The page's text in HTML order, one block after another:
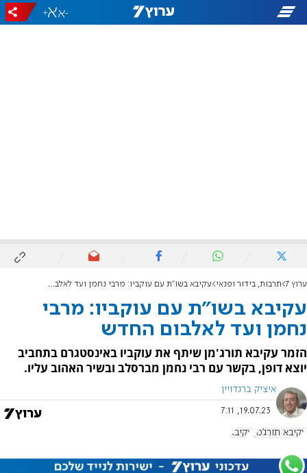
-
+
ערוץ 7 תרבות, בידור ופנאי עקיבא בשו"ת עם עוקביו: מרבי נחמן ועד לאלבום החדש
עקיבא בשו"ת עם עוקביו: מרבי
נחמן ועד לאלבום החדש
הזמר עקיבא תורג'מן שיתף את עוקביו באינסטגרם בתחביב
יוצא דופן, בקשר עם רבי נחמן מברסלב ובשיר האהוב עליו.
איציק ברנדויין
19.07.23, 7:11
עקיבא תורג'מן עקיבא